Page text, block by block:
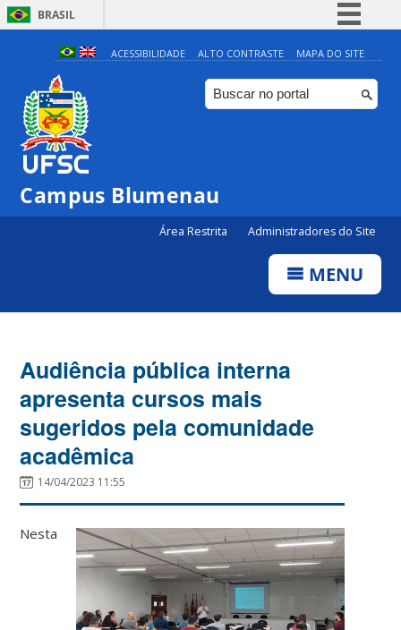
BRASIL
Simplifique!
Comunica BR
Participe
ACESSIBILIDADE ALTO CONTRASTE MAPA DO SITE
Campus Blumenau
Área Restrita Administradores do Site
MENU
Audiência pública interna
apresenta cursos mais
sugeridos pela comunidade
acadêmica
14/04/2023 11:55
Nesta